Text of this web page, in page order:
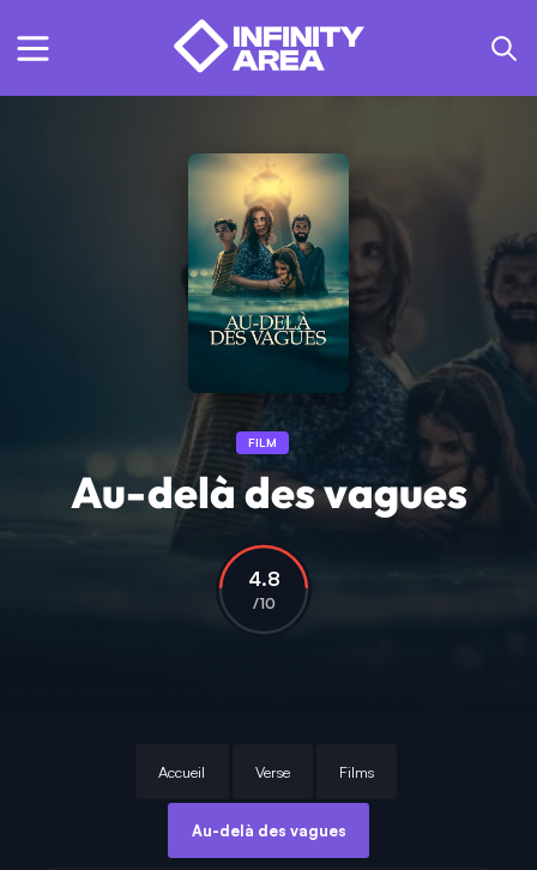
FILM
Au-delà des vagues
4.8
/10
Accueil Verse Films
Au-delà des vagues